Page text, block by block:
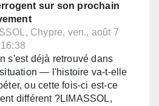
sur son prochain
Chypre, ven., août 7
s'est déjà retrouvé dans
— l'histoire va-t-elle
ou cette fois-ci est-ce
différent ?LIMASSOL,